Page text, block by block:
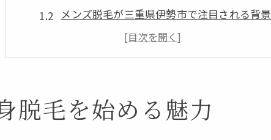
メンズ脱毛が三重県伊勢市で注目される背景
全身脱毛のメリットと伊勢市の最新事情
伊勢市で脱毛を始めて感じた変化と効果
脱毛で叶える身だしなみと清潔感向上
身だしなみ向上に役立つ脱毛の効果と秘訣
脱毛を始める魅力